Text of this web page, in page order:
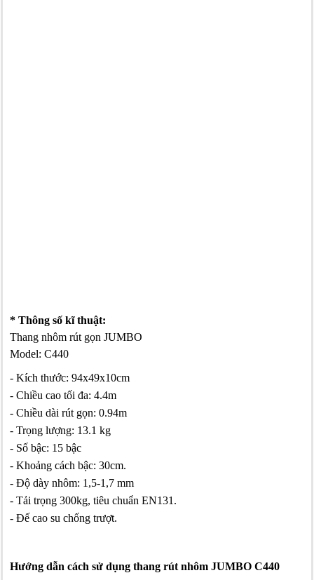
* Thông số kĩ thuật:
Thang nhôm rút gọn JUMBO
Model: C440
- Kích thước: 94x49x10cm
- Chiều cao tối đa: 4.4m
- Chiều dài rút gọn: 0.94m
- Trọng lượng: 13.1 kg
- Số bậc: 15 bậc
- Khoảng cách bậc: 30cm.
- Độ dày nhôm: 1,5-1,7 mm
- Tải trọng 300kg, tiêu chuẩn EN131.
- Đế cao su chống trượt.
Hướng dẫn cách sử dụng thang rút nhôm JUMBO C440